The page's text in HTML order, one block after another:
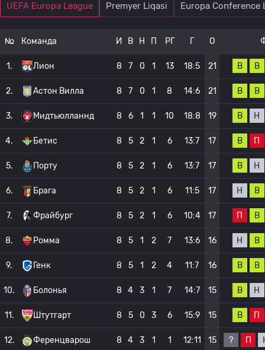
UEFA Europa League Premyer Liqasi Europa Conference
№ Команда И В Н П РГ Г О
1. Лион 8 7 0 1 13 18:5 21 В В
2. Астон Вилла 8 7 0 1 8 14:6 21 В В
3. Мидтьюлланнд 8 6 1 1 10 18:8 19 В Н
4. Бетис 8 5 2 1 6 13:7 17 В П
5. Порту 8 5 2 1 6 13:7 17 В Н
6. Брага 8 5 2 1 6 11:5 17 Н В
7. Фрайбург 8 5 2 1 6 10:4 17 П В
8. Ромма 8 5 1 2 7 13:6 16 Н В
9. Генк 8 5 1 2 4 11:7 16 В В
10. Болонья 8 4 3 1 7 14:7 15 В Н
11. Штутгарт 8 5 0 3 6 15:9 15 В П
12. Ференцварош 8 4 3 1 1 12:11 15 ? П